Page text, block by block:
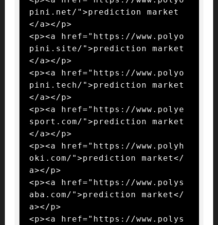
pini.net/">prediction market
</a></p>
<p><a href="https://www.polyo
pini.site/">prediction market
</a></p>
<p><a href="https://www.polyo
pini.tech/">prediction market
</a></p>
<p><a href="https://www.polye
sport.com/">prediction market
</a></p>
<p><a href="https://www.polyh
oki.com/">prediction market</
a></p>
<p><a href="https://www.polys
aba.com/">prediction market</
a></p>
<p><a href="https://www.polys